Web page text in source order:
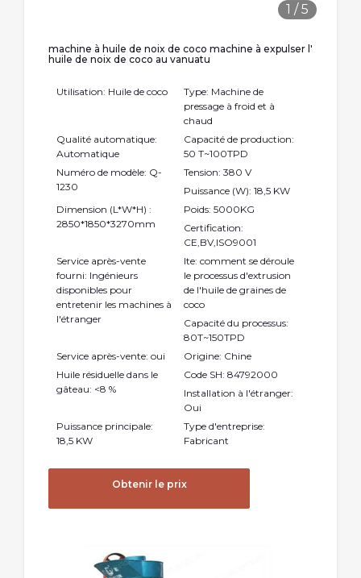
1 /5
machine à huile de noix de coco machine à expulser l'
huile de noix de coco au vanuatu
Utilisation: Huile de coco
Type: Machine de
pressage à froid et à
chaud
Qualité automatique:
Automatique
Capacité de production:
50 T~100TPD
Numéro de modèle: Q-
1230
Tension: 380 V
Puissance (W): 18,5 KW
Dimension (L*W*H) :
2850*1850*3270mm
Poids: 5000KG
Certification:
CE,BV,ISO9001
Service après-vente
fourni: Ingénieurs
disponibles pour
entretenir les machines à
l'étranger
Ite: comment se déroule
le processus d'extrusion
de l'huile de graines de
coco
Capacité du processus:
80T~150TPD
Service après-vente: oui
Origine: Chine
Huile résiduelle dans le
gâteau: <8 %
Code SH: 84792000
Installation à l'étranger:
Oui
Puissance principale:
18,5 KW
Type d'entreprise:
Fabricant
Obtenir le prix